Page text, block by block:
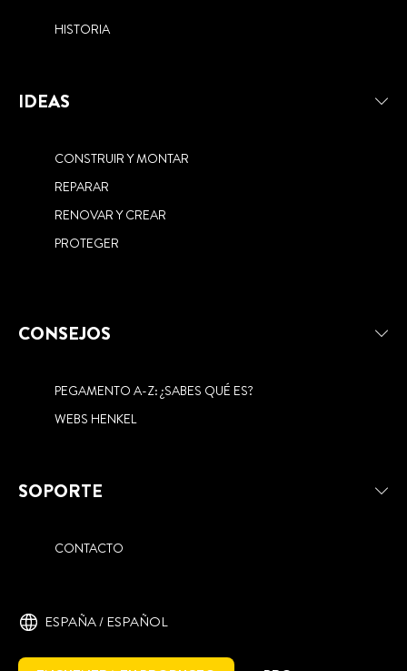
HISTORIA
IDEAS
CONSTRUIR Y MONTAR
REPARAR
RENOVAR Y CREAR
PROTEGER
CONSEJOS
PEGAMENTO A-Z: ¿SABES QUÉ ES?
WEBS HENKEL
SOPORTE
CONTACTO
ESPAÑA / ESPAÑOL